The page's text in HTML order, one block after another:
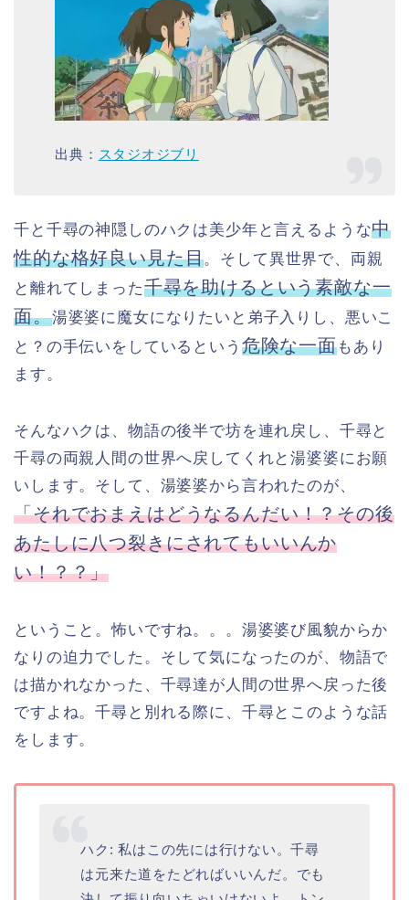
出典： スタジオジブリ
千と千尋の神隠しのハクは美少年と言えるような中
性的な格好良い見た目。そして異世界で、両親
と離れてしまった千尋を助けるという素敵な一
面。湯婆婆に魔女になりたいと弟子入りし、悪いこ
と？の手伝いをしているという 危険な一面もあり
ます。
そんなハクは、物語の後半で坊を連れ戻し、千尋と
千尋の両親人間の世界へ戻してくれと湯婆婆にお願
いします。そして、湯婆婆から言われたのが、
「それでおまえはどうなるんだい！？その後
あたしに八つ裂きにされてもいいんか
い！？？」
ということ。怖いですね。。。湯婆婆び風貌からか
なりの迫力でした。そして気になったのが、物語で
は描かれなかった、千尋達が人間の世界へ戻った後
ですよね。千尋と別れる際に、千尋とこのような話
をします。
ハク: 私はこの先には行けない。千尋
は元来た道をたどればいいんだ。でも